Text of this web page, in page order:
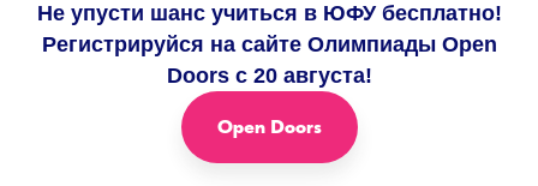
Не упусти шанс учиться в ЮФУ бесплатно!
Регистрируйся на сайте Олимпиады Open
Doors с 20 августа!
Open Doors